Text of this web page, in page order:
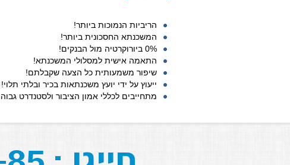
הריביות הנמוכות ביותר!
המשכנתא החסכונית ביותר!
0% ביורוקרטיה מול הבנקים!
התאמה אישית למסלולי המשכנתא!
שיפור משמעותית כל הצעה שקבלתם!
ייעוץ על ידי יועץ משכנתאות בכיר ובלתי תלוי!
מתחייבים לכללי אמון הציבור ולסטנדרט